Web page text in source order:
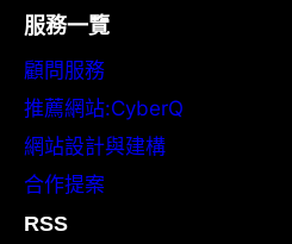
服務一覽
顧問服務
推薦網站:CyberQ
網站設計與建構
合作提案
RSS